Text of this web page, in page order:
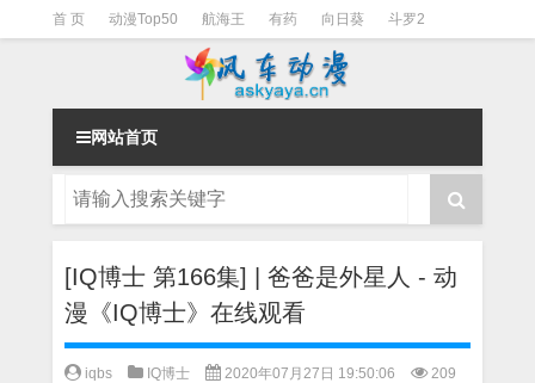
首 页 动漫Top50 航海王 有药 向日葵 斗罗2
一拳超人 柯南 阴阳师
网站首页
[IQ博士 第166集] | 爸爸是外星人 - 动
漫《IQ博士》在线观看
iqbs IQ博士 2020年07月27日 19:50:06
209